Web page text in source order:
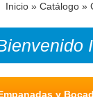
Inicio » Catálogo »
y